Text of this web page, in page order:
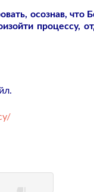
осознав, что
процессу,